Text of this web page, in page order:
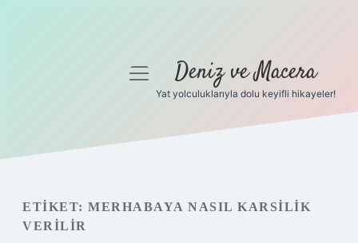
Gizlilik Politikası
Hakkımızda
menüyüDeniz ve Macera
Yat yolculuklarıyla dolu keyifli hikayeler!
ETIKET: MERHABAYA NASIL KARSILIK
VERILIR